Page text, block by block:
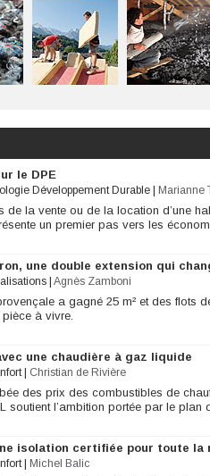
le DPE
Développement Durable Marianne
de la vente ou de la location d’une
un premier pas vers les
une double extension qui
Agnès Zamboni
a gagné 25 m² et des flots
à vivre.
une chaudière à gaz liquide
| Christian de Rivière
des prix des combustibles de
soutient l’ambition portée par le plan
isolation certifiée pour toute la
| Michel Balic